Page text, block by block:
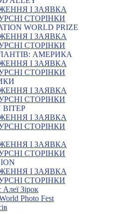
І ЗАЯВКА
СТОРІНКИ
WORLD PRIZE
І ЗАЯВКА
СТОРІНКИ
АМЕРИКА
І ЗАЯВКА
СТОРІНКИ
І ЗАЯВКА
СТОРІНКИ
І ЗАЯВКА
СТОРІНКИ
І ЗАЯВКА
СТОРІНКИ
І ЗАЯВКА
СТОРІНКИ
Зірок
Photo Fest